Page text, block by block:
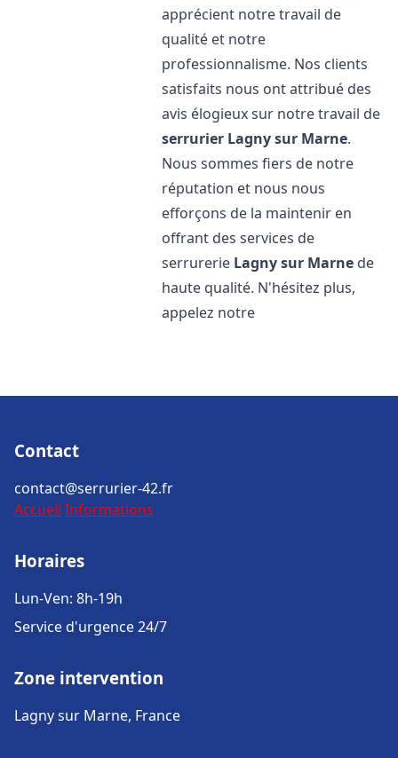
apprécient notre travail de
qualité et notre
professionnalisme. Nos clients
satisfaits nous ont attribué des
avis élogieux sur notre travail de
serrurier Lagny sur Marne.
Nous sommes fiers de notre
réputation et nous nous
efforçons de la maintenir en
offrant des services de
serrurerie Lagny sur Marne de
haute qualité. N'hésitez plus,
appelez notre
Contact
contact@serrurier-42.fr
Accueil Informations
Horaires
Lun-Ven: 8h-19h
Service d'urgence 24/7
Zone intervention
Lagny sur Marne, France